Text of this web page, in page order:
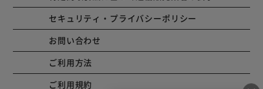
セキュリティ・プライバシーポリシー
お問い合わせ
ご利用方法
ご利用規約